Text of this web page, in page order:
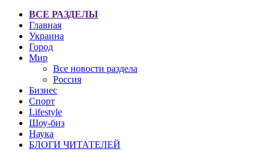
ВСЕ РАЗДЕЛЫ
Главная
Украина
Город
Мир
Все новости раздела
Россия
Бизнес
Спорт
Lifestyle
Шоу-биз
Наука
БЛОГИ ЧИТАТЕЛЕЙ